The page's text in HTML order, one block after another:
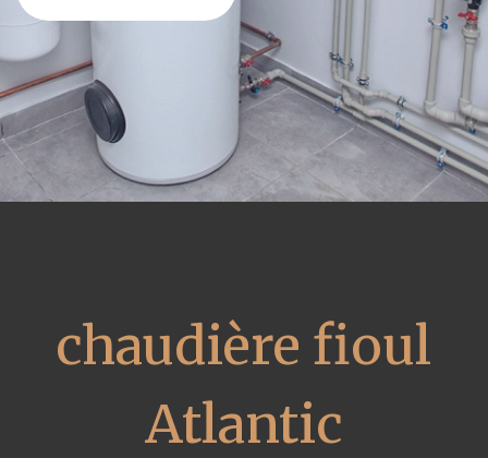
chaudière fioul
Atlantic